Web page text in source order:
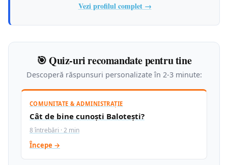
Vezi profilul complet →
🎯 Quiz-uri recomandate pentru tine
Descoperă răspunsuri personalizate în 2-3 minute:
COMUNITATE & ADMINISTRAȚIE
Cât de bine cunoști Balotești?
8 întrebări · 2 min
Începe →